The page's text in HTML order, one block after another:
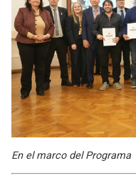
En el marco del Programa